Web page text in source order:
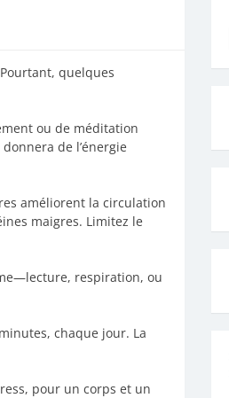
quelques
ou de méditation
de l’énergie
améliorent la circulation
maigres. Limitez le
respiration, ou
chaque jour. La
pour un corps et un